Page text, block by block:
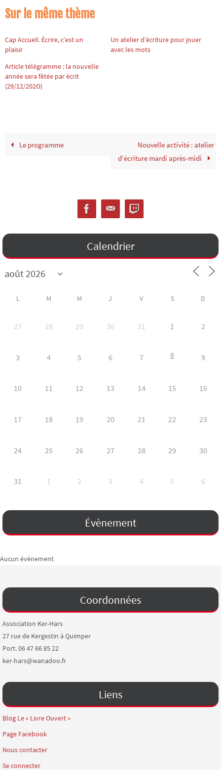
Sur le même thème
Cap Accueil. Écrire, c’est un
plaisir
Un atelier d’écriture pour jouer
avec les mots
Article télégramme : la nouvelle
année sera fêtée par écrit
(29/12/202O)
Le programme
Nouvelle activité : atelier
d’écriture mardi après-midi
Calendrier
L M M J V S D
27 28 29 30 31 1 2
3 4 5 6 7 8 9
10 11 12 13 14 15 16
17 18 19 20 21 22 23
24 25 26 27 28 29 30
31 1 2 3 4 5 6
Évènement
Aucun évènement
Coordonnées
Association Ker-Hars
27 rue de Kergestin à Quimper
Port. 06 47 66 85 22
ker-hars@wanadoo.fr
Liens
Blog Le « Livre Ouvert »
Page Facebook
Nous contacter
Se connecter